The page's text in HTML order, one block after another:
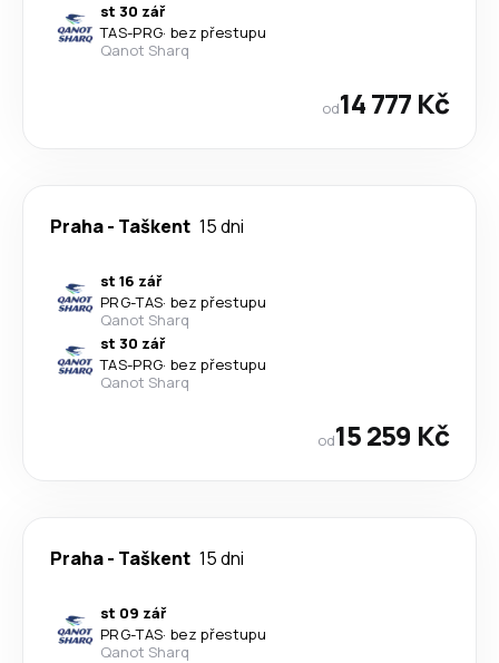
st 30 zář
TAS-PRG· bez přestupu
Qanot Sharq
od14 777 Kč
Praha- Taškent 15 dni
st 16 zář
PRG-TAS· bez přestupu
Qanot Sharq
st 30 zář
TAS-PRG· bez přestupu
Qanot Sharq
od15 259 Kč
Praha- Taškent 15 dni
st 09 zář
PRG-TAS· bez přestupu
Qanot Sharq